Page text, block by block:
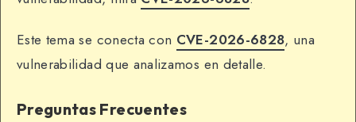
Este tema se conecta con CVE-2026-6828, una
vulnerabilidad que analizamos en detalle.
Preguntas Frecuentes